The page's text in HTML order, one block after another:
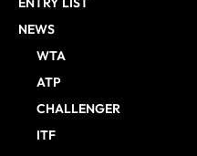
NEWS
WTA
ATP
CHALLENGER
ITF